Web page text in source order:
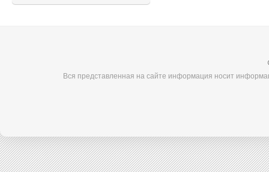
Вся представленная на сайте информация носит